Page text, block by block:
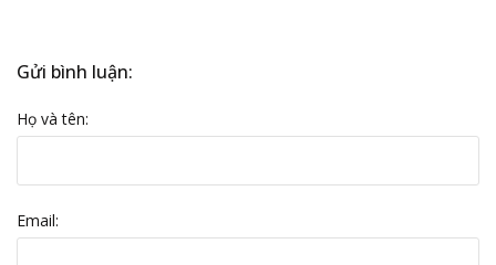
Gửi bình luận:
Họ và tên:
Email: